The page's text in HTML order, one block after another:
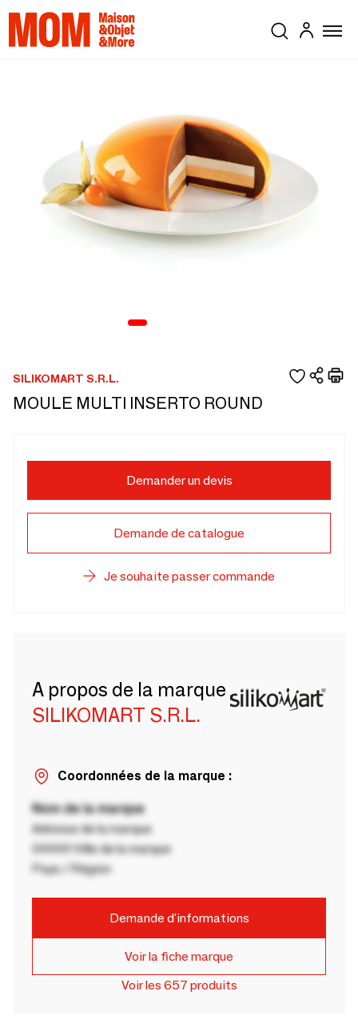
SILIKOMART S.R.L.
MOULE MULTI INSERTO ROUND
Demander un devis
Demande de catalogue
Je souhaite passer commande
A propos de la marque
SILIKOMART S.R.L.
Coordonnées de la marque :
Nom de la marque
Adresse de la marque
00000 Ville de la marque
Pays / Région
Demande d'informations
Voir la fiche marque
Voir les 657 produits